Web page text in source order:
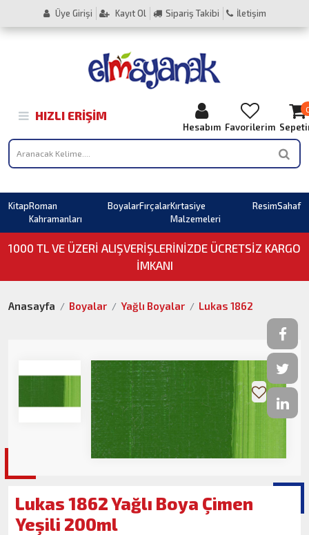
Üye Girişi Kayıt Ol Sipariş Takibi İletişim
HIZLI ERIŞIM
Hesabım Favorilerim
KitapRoman
Kahramanları
BoyalarFırçalarKırtasiye
Malzemeleri
ResimSahaf
1000 TL VE ÜZERI ALIŞVERIŞLERINIZDE ÜCRETSİZ KARGO
İMKANI
Anasayfa Boyalar Yağlı Boyalar Lukas 1862
Lukas 1862 Yağlı Boya Çimen
Yeşili 200ml